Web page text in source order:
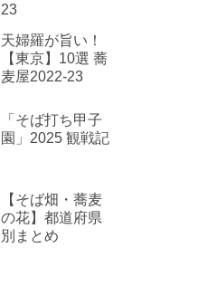
23
天婦羅が旨い！
【東京】10選 蕎
麦屋2022-23
「そば打ち甲子
園」2025 観戦記
【そば畑・蕎麦
の花】都道府県
別まとめ